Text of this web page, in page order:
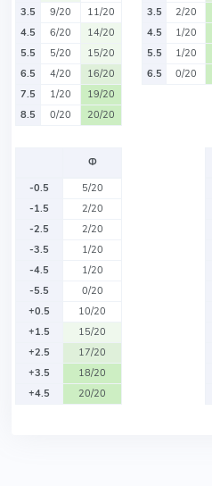
3.5
9/20
11/20
4.5
6/20
14/20
5.5
5/20
15/20
6.5
4/20
16/20
7.5
1/20
19/20
8.5
0/20 20/20
3.5
2/20
4.5
1/20
5.5
1/20
6.5
0/20
Ф
-0.5
5/20
-1.5
2/20
-2.5
2/20
-3.5
1/20
-4.5
1/20
-5.5
0/20
+0.5
10/20
+1.5
15/20
+2.5
17/20
+3.5
18/20
+4.5
20/20